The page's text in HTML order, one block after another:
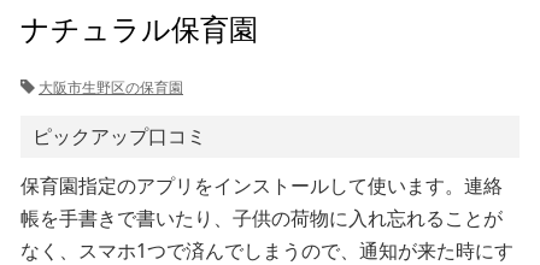
ナチュラル保育園
大阪市生野区の保育園
ピックアップ口コミ
保育園指定のアプリをインストールして使います。連絡
帳を手書きで書いたり、子供の荷物に入れ忘れることが
なく、スマホ1つで済んでしまうので、通知が来た時にす